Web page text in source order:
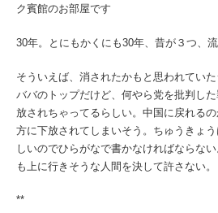
ク賓館のお部屋です
30年。とにもかくにも30年、昔が３つ、流
そういえば、消されたかもと思われてい
ババのトップだけど、何やら党を批判し
放されちゃってるらしい。中国に戻れる
方に下放されてしまいそう。ちゅうきょ
しいのでひらがなで書かなければならな
も上に行きそうな人間を決して許さない。
**